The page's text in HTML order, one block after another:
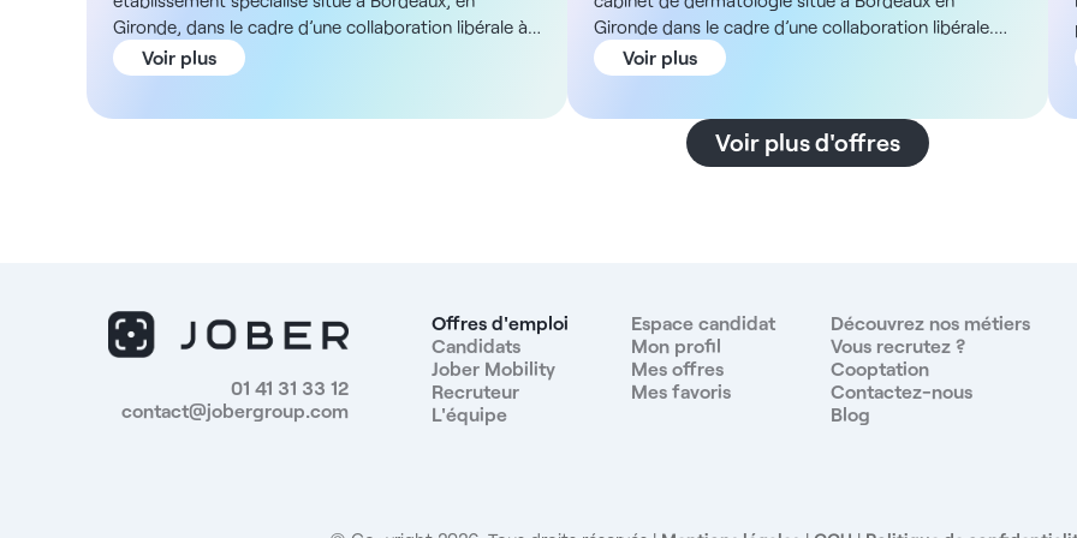
Gironde, dans le cadre d’une collaboration libérale à
temps partiel. Description et missions Dans le cadre
de l’ouverture d’un centre de dépistage cutané
charge chirurgicale sur place des lésions nécessitant
une exérèse, grâce à une salle d’intervention dédiée -
La participation à un programme de soins organisé
sous forme de vacations hebdomadaires (1 à 2 demi-
journées, voire plus selon vos disponibilités) ADN de
génération, pensé autour de la haute technologie
Voir plus
Gironde dans le cadre d’une collaboration libérale.
Description En tant que dermatologue médical, vous
aurez la possibilité de pratiquer et de développer vos
Vous exercerez dans une structure en plein centre de
Bordeaux, équipée de deux bureaux de
comporte : - Deux appartements reliés par un couloir
- Deux bureaux de consultations L'équipe est
composée de : - 1 infirmière - 1 assistante - 1
secrétariat Rémunération Pour ce poste, vous
bénéficierez d'une redevance de 30 à 40 % (avec les
formation en esthétique - Équipement technique de
Voir plus
Voir plus d'offres
01 41 31 33 12
contact@jobergroup.com
Offres d'emploi
Candidats
Jober Mobility
Recruteur
L'équipe
Espace candidat
Mon profil
Mes offres
Mes favoris
Découvrez nos métiers
Vous recrutez ?
Cooptation
Contactez-nous
Blog